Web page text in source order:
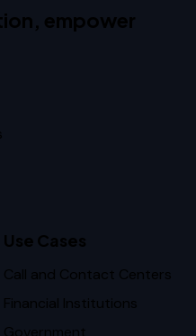
empower
Use Cases
Call and Contact Centers
Financial Institutions
Government